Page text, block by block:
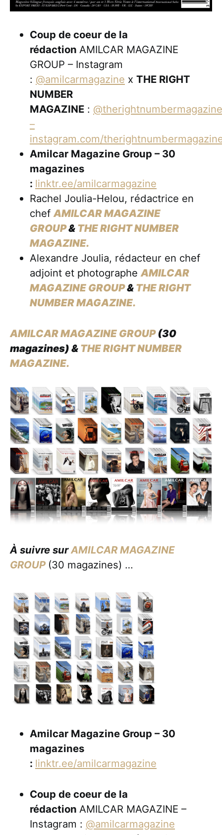
Coup de coeur de la
rédaction AMILCAR MAGAZINE
GROUP – Instagram
: @amilcarmagazine x THE RIGHT
NUMBER
MAGAZINE : @therightnumbermagazine
–
instagram.com/
Amilcar Magazine Group – 30
magazines
: linktr.ee/amilcarmagazine
Rachel Joulia-Helou, rédactrice en
chef AMILCAR MAGAZINE
GROUP& THE RIGHT NUMBER
MAGAZINE.
Alexandre Joulia, rédacteur en chef
adjoint et photographe AMILCAR
MAGAZINE GROUP& THE RIGHT
NUMBER MAGAZINE.
AMILCAR MAGAZINE GROUP (30
magazines) & THE RIGHT NUMBER
MAGAZINE.
À suivre surAMILCAR MAGAZINE
GROUP (30 magazines) …
Amilcar Magazine Group – 30
magazines
: linktr.ee/amilcarmagazine
Coup de coeur de la
rédaction AMILCAR MAGAZINE –
Instagram : @amilcarmagazine